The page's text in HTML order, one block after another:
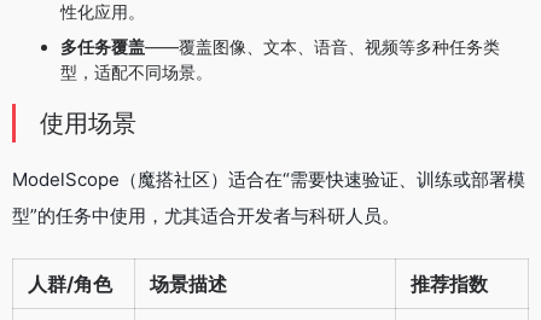
性化应用。
多任务覆盖——覆盖图像、文本、语音、视频等多种任务类
型，适配不同场景。
使用场景
ModelScope（魔搭社区）适合在“需要快速验证、训练或部署模
型”的任务中使用，尤其适合开发者与科研人员。
人群/角色 场景描述 推荐指数